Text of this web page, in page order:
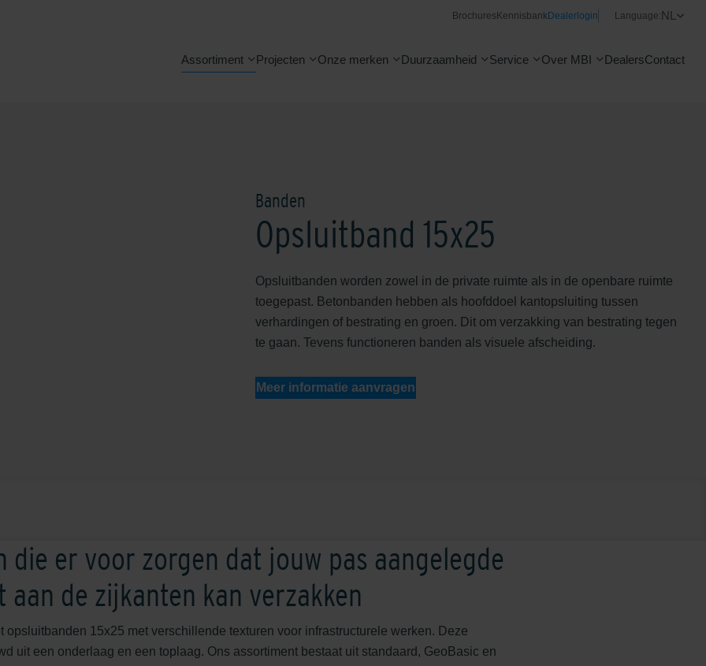
Brochures KennisbankDealerlogin Language:NL
Assortiment Projecten Onze merken Duurzaamheid Service Over MBI DealersContact
Banden
Opsluitband 15x25
Opsluitbanden worden zowel in de private ruimte als in de openbare ruimte
toegepast. Betonbanden hebben als hoofddoel kantopsluiting tussen
verhardingen of bestrating en groen. Dit om verzakking van bestrating tegen
te gaan. Tevens functioneren banden als visuele afscheiding.
Meer informatie aanvragen
die er voor zorgen dat jouw pas aangelegde
de zijkanten kan verzakken
opsluitbanden 15x25 met verschillende texturen voor infrastructurele werken. Deze
uit een onderlaag en een toplaag. Ons assortiment bestaat uit standaard, GeoBasic en